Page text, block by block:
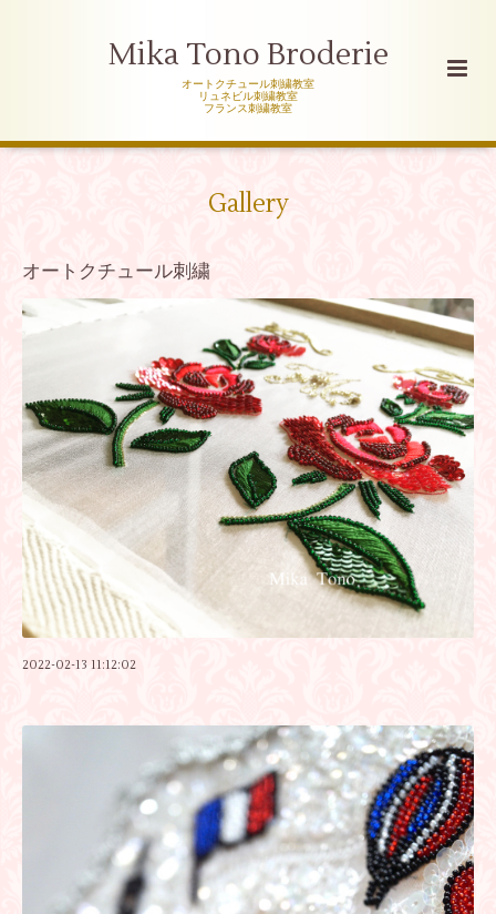
Mika Tono Broderie
オートクチュール刺繍教室
リュネビル刺繍教室
フランス刺繍教室
Gallery
オートクチュール刺繍
2022-02-13 11:12:02